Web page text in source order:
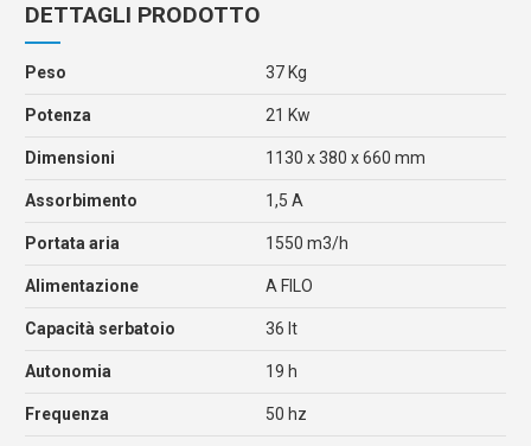
DETTAGLI PRODOTTO
Peso 37 Kg
Potenza 21 Kw
Dimensioni 1130 x 380 x 660 mm
Assorbimento 1,5 A
Portata aria 1550 m3/h
Alimentazione A FILO
Capacità serbatoio 36 lt
Autonomia 19 h
Frequenza 50 hz